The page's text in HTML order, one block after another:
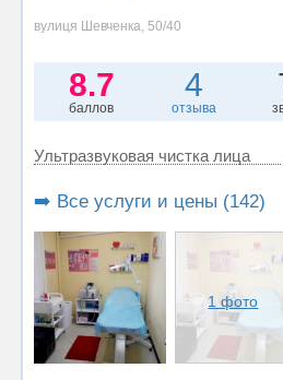
вулиця Шевченка, 50/40
8.7
баллов
4
отзыва
Ультразвуковая чистка лица
➡️ Все услуги и цены (142)
1 фото